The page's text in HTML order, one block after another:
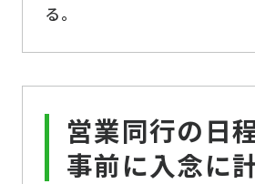
る。
営業同行の日
事前に入念に